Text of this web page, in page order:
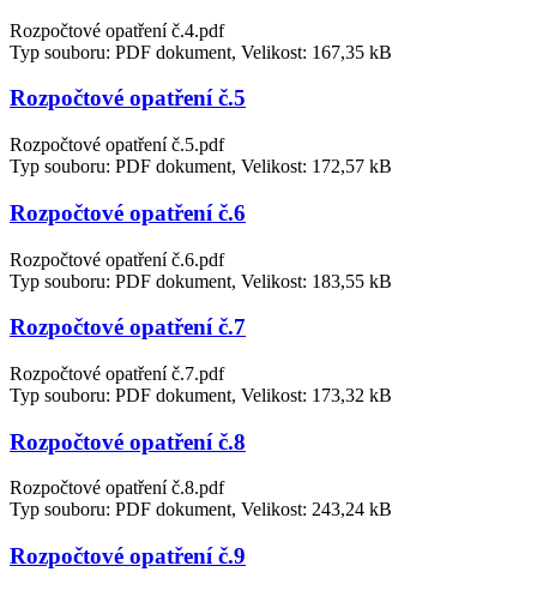
Rozpočtové opatření č.4.pdf
Typ souboru: PDF dokument, Velikost: 167,35 kB
Rozpočtové opatření č.5
Rozpočtové opatření č.5.pdf
Typ souboru: PDF dokument, Velikost: 172,57 kB
Rozpočtové opatření č.6
Rozpočtové opatření č.6.pdf
Typ souboru: PDF dokument, Velikost: 183,55 kB
Rozpočtové opatření č.7
Rozpočtové opatření č.7.pdf
Typ souboru: PDF dokument, Velikost: 173,32 kB
Rozpočtové opatření č.8
Rozpočtové opatření č.8.pdf
Typ souboru: PDF dokument, Velikost: 243,24 kB
Rozpočtové opatření č.9